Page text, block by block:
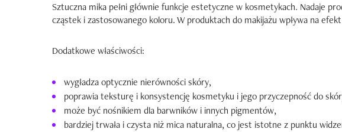
Sztuczna mika pełni głównie funkcje estetyczne w kosmetykach. Nadaje
cząstek i zastosowanego koloru. W produktach do makijażu wpływa na
Dodatkowe właściwości:
wygładza optycznie nierówności skóry,
poprawia teksturę i konsystencję kosmetyku i jego przyczepność do
może być nośnikiem dla barwników i innych pigmentów,
bardziej trwała i czysta niż mica naturalna, co jest istotne z punktu